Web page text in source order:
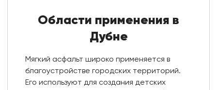
Области применения в
Дубне
Мягкий асфальт широко применяется в
благоустройстве городских территорий.
Его используют для создания детских